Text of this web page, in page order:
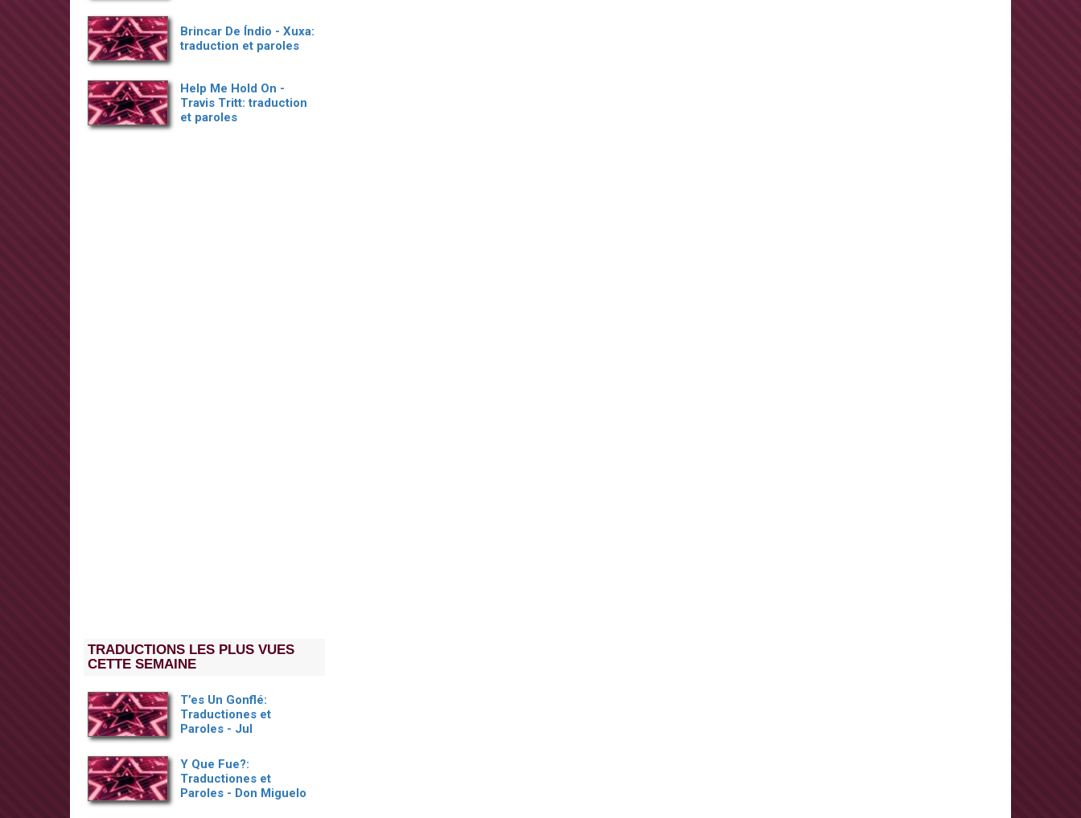
Brincar De Índio - Xuxa:
traduction et paroles
Help Me Hold On -
Travis Tritt: traduction
et paroles
TRADUCTIONS LES PLUS VUES
CETTE SEMAINE
T’es Un Gonflé:
Traductiones et
Paroles - Jul
Y Que Fue?:
Traductiones et
Paroles - Don Miguelo